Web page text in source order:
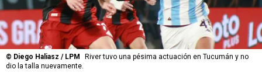
© Diego Haliasz / LPM
River tuvo una pésima actuación en Tucumán y no
dio la talla nuevamente.